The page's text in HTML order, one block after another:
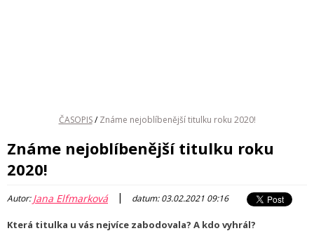
ČASOPIS / Známe nejoblíbenější titulku roku 2020!
Známe nejoblíbenější titulku roku
2020!
Autor:Jana Elfmarková | datum: 03.02.2021 09:16
Která titulka u vás nejvíce zabodovala? A kdo vyhrál?